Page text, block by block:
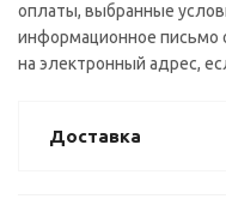
оплаты, выбранные
информационное письмо
на электронный адрес,
Доставка